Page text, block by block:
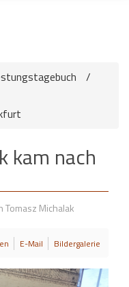
/
kam nach
Michalak
E-Mail Bildergalerie